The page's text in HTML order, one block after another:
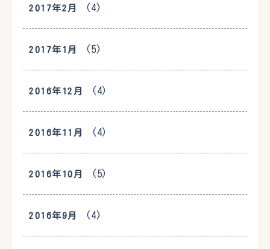
2017年2月 (4)
2017年1月 (5)
2016年12月 (4)
2016年11月 (4)
2016年10月 (5)
2016年9月 (4)